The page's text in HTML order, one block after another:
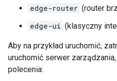
edge-router (router
edge-ui (klasyczny
Aby na przykład uruchomić,
uruchomić serwer
polecenia: